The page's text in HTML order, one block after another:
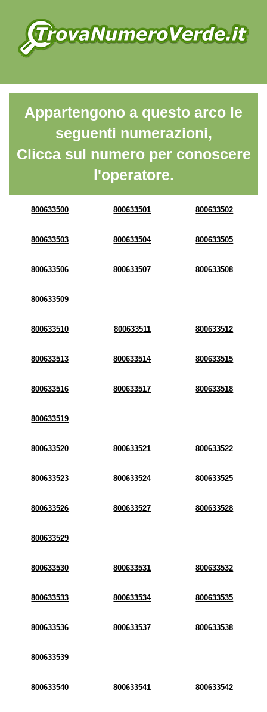
Appartengono a questo arco le
seguenti numerazioni,
Clicca sul numero per conoscere
l'operatore.
800633500 800633501 800633502
800633503 800633504 800633505
800633506 800633507 800633508
800633509
800633510 800633511 800633512
800633513 800633514 800633515
800633516 800633517 800633518
800633519
800633520 800633521 800633522
800633523 800633524 800633525
800633526 800633527 800633528
800633529
800633530 800633531 800633532
800633533 800633534 800633535
800633536 800633537 800633538
800633539
800633540 800633541 800633542